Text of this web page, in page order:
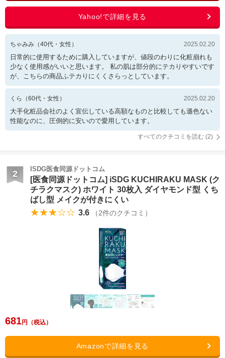
ちゃみみ （40代・ 女性 ） 2025.02.20
日常的に使用するために購入していますが、値段のわりに化粧崩れも
少なく使用感がいいと思います。 私の肌は部分的にテカりやすいです
が、こちらの商品ふテカりにくくさらっとしています。
くら （60代・ 女性 ） 2025.02.20
大手化粧品会社のよく宣伝している高額なものと比較しても遜色ない
性能なのに、圧倒的に安いので愛用しています。
すべてのクチコミを読む (2)
2 ISDG医食同源ドットコム
[医食同源ドットコム] iSDG KUCHIRAKU MASK (ク
チラクマスク) ホワイト 30枚入 ダイヤモンド型 くち
ばし型 メイクが付きにくい
★★★☆☆ 3.6 （2件のクチコミ）
681